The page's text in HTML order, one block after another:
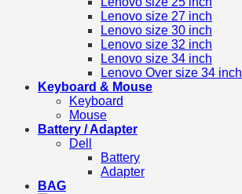
Lenovo size 27 inch
Lenovo size 30 inch
Lenovo size 32 inch
Lenovo size 34 inch
Lenovo Over size 34 inch
Keyboard & Mouse
Keyboard
Mouse
Battery / Adapter
Dell
Battery
Adapter
BAG